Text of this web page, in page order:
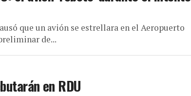
que un avión se estrellara en el Aeropuerto
de...
en RDU